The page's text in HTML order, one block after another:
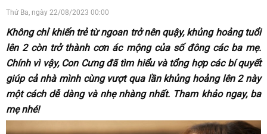
Thứ Ba, ngày 22/08/2023 00:00
Không chỉ khiến trẻ từ ngoan trở nên quậy, khủng hoảng tuổi
lên 2 còn trở thành cơn ác mộng của số đông các ba mẹ.
Chính vì vậy, Con Cưng đã tìm hiểu và tổng hợp các bí quyết
giúp cả nhà mình cùng vượt qua lần khủng hoảng lên 2 này
một cách dễ dàng và nhẹ nhàng nhất. Tham khảo ngay, ba
mẹ nhé!